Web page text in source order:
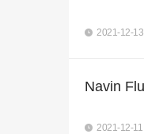
2021-12-13
Navin
2021-12-11